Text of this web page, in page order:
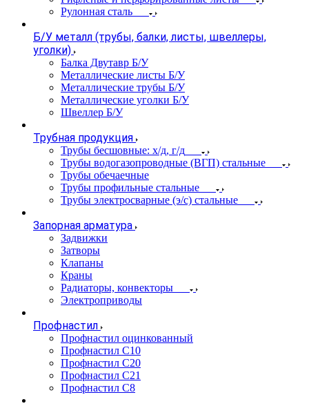
Рулонная сталь
Б/У металл (трубы, балки, листы, швеллеры,
уголки)
Балка Двутавр Б/У
Металлические листы Б/У
Металлические трубы Б/У
Металлические уголки Б/У
Швеллер Б/У
Трубная продукция
Трубы бесшовные: х/д, г/д
Трубы водогазопроводные (ВГП) стальные
Трубы обечаечные
Трубы профильные стальные
Трубы электросварные (э/с) стальные
Запорная арматура
Задвижки
Затворы
Клапаны
Краны
Радиаторы, конвекторы
Электроприводы
Профнастил
Профнастил оцинкованный
Профнастил С10
Профнастил С20
Профнастил С21
Профнастил С8